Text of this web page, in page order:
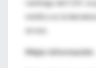
rankings del CDC se
médico es latercera
en ese.
Mejor información